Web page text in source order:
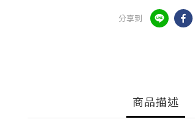
分享到
商品描述